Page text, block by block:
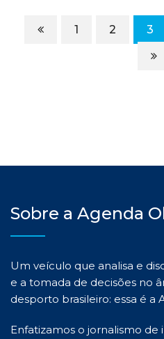
1 2 3
Sobre a Agenda
Um veículo que analisa e
e a tomada de decisões no
desporto brasileiro: essa é a
Enfatizamos o jornalismo de